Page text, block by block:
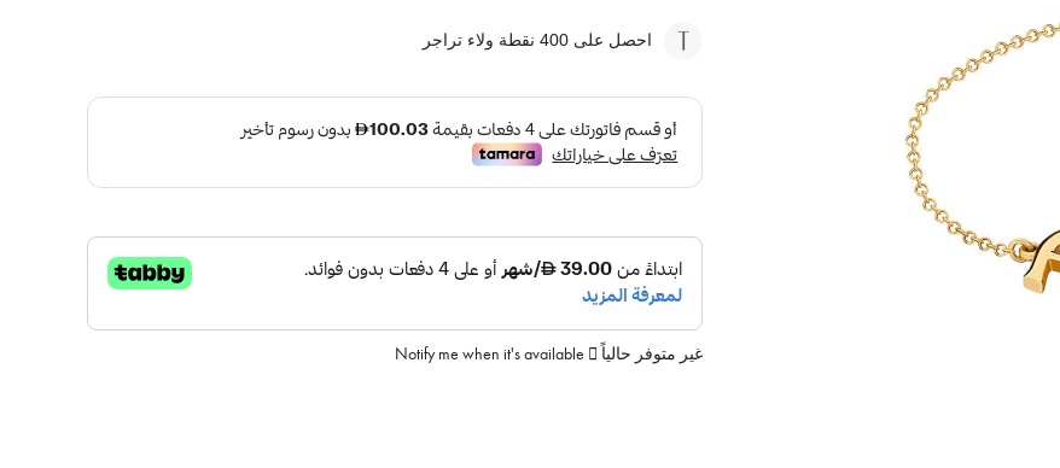
احصل على 400 نقطة ولاء تراجر
غير متوفر حالياً Notify me when it's available